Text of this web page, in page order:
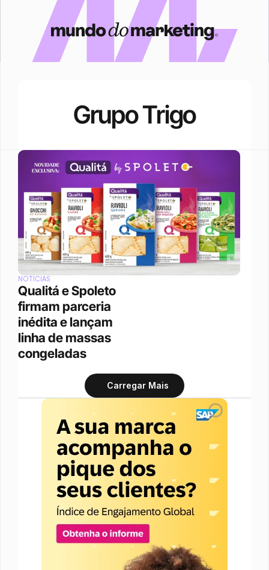
Grupo Trigo
NOTÍCIAS
Qualitá e Spoleto
firmam parceria
inédita e lançam
linha de massas
congeladas
Carregar Mais